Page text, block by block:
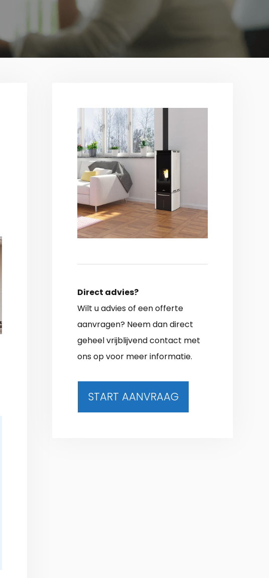
Direct advies?
Wilt u advies of een offerte
aanvragen? Neem dan direct
geheel vrijblijvend contact met
ons op voor meer informatie.
START AANVRAAG